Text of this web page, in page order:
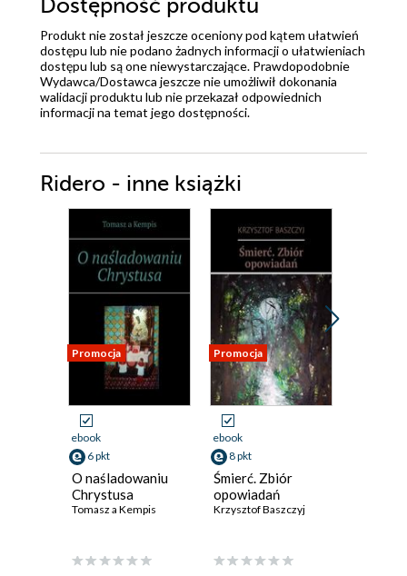
Dostępność produktu
Produkt nie został jeszcze oceniony pod kątem ułatwień
dostępu lub nie podano żadnych informacji o ułatwieniach
dostępu lub są one niewystarczające. Prawdopodobnie
Wydawca/Dostawca jeszcze nie umożliwił dokonania
walidacji produktu lub nie przekazał odpowiednich
informacji na temat jego dostępności.
Ridero - inne książki
Promocja
ebook
6 pkt
O naśladowaniu
Chrystusa
Tomasz a Kempis
Promocja
ebook
8 pkt
Śmierć. Zbiór
opowiadań
Krzysztof Baszczyj